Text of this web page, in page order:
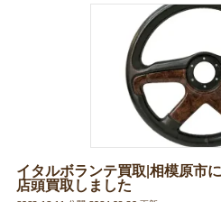
イタルボランテ買取|相模原市
店頭買取しました